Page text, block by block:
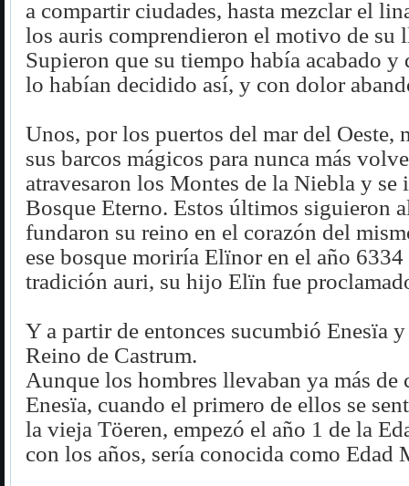
a compartir ciudades, hasta mezclar el
los auris comprendieron el motivo de su
Supieron que su tiempo había acabado y
lo habían decidido así, y con dolor
Unos, por los puertos del mar del Oeste,
sus barcos mágicos para nunca más
atravesaron los Montes de la Niebla y se
Bosque Eterno. Estos últimos siguieron
fundaron su reino en el corazón del
ese bosque moriría Elïnor en el año 6334
tradición auri, su hijo Elïn fue
Y a partir de entonces sucumbió Enesïa
Reino de Castrum.
Aunque los hombres llevaban ya más de
Enesïa, cuando el primero de ellos se
la vieja Töeren, empezó el año 1 de la
con los años, sería conocida como Edad